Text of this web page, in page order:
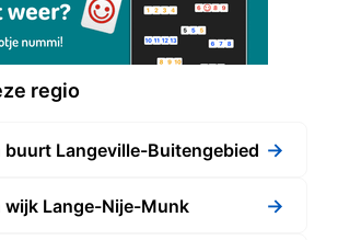
regio
Langeville-Buitengebied →
wijk Lange-Nije-Munk →